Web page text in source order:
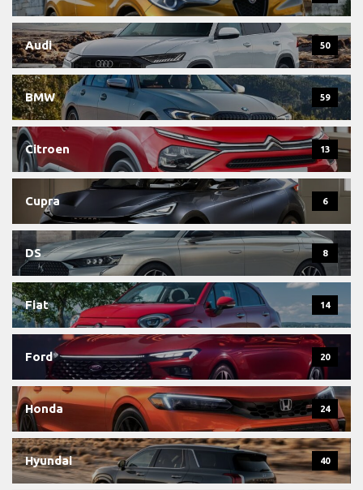
Audi 50
BMW 59
Citroen 13
Cupra 6
DS 8
Fiat 14
Ford 20
Honda 24
Hyundai 40